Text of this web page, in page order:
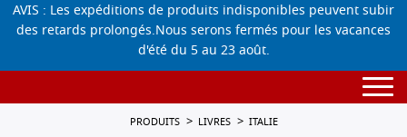
AVIS : Les expéditions de produits indisponibles peuvent subir
des retards prolongés.Nous serons fermés pour les vacances
d'été du 5 au 23 août.
PRODUITS LIVRES ITALIE